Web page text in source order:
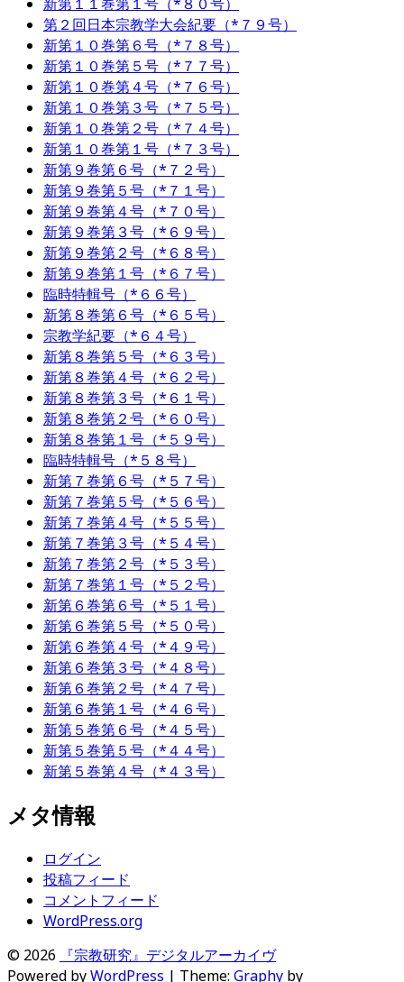
第２回日本宗教学大会紀要（*７９号）
新第１０巻第６号（*７８号）
新第１０巻第５号（*７７号）
新第１０巻第４号（*７６号）
新第１０巻第３号（*７５号）
新第１０巻第２号（*７４号）
新第１０巻第１号（*７３号）
新第９巻第６号（*７２号）
新第９巻第５号（*７１号）
新第９巻第４号（*７０号）
新第９巻第３号（*６９号）
新第９巻第２号（*６８号）
新第９巻第１号（*６７号）
臨時特輯号（*６６号）
新第８巻第６号（*６５号）
宗教学紀要（*６４号）
新第８巻第５号（*６３号）
新第８巻第４号（*６２号）
新第８巻第３号（*６１号）
新第８巻第２号（*６０号）
新第８巻第１号（*５９号）
臨時特輯号（*５８号）
新第７巻第６号（*５７号）
新第７巻第５号（*５６号）
新第７巻第４号（*５５号）
新第７巻第３号（*５４号）
新第７巻第２号（*５３号）
新第７巻第１号（*５２号）
新第６巻第６号（*５１号）
新第６巻第５号（*５０号）
新第６巻第４号（*４９号）
新第６巻第３号（*４８号）
新第６巻第２号（*４７号）
新第６巻第１号（*４６号）
新第５巻第６号（*４５号）
新第５巻第５号（*４４号）
新第５巻第４号（*４３号）
メタ情報
ログイン
投稿フィード
コメントフィード
WordPress.org
© 2026
『宗教研究』デジタルアーカイヴ
Powered byWordPress | Theme: Graphy by